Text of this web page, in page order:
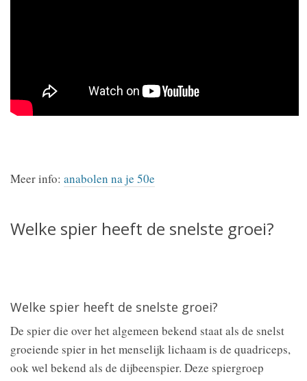
Meer info: anabolen na je 50e
Welke spier heeft de snelste groei?
Welke spier heeft de snelste groei?
De spier die over het algemeen bekend staat als de snelst
groeiende spier in het menselijk lichaam is de quadriceps,
ook wel bekend als de dijbeenspier. Deze spiergroep